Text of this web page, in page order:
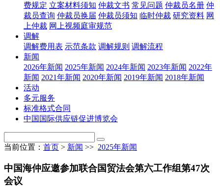
费规定 立案材料须知 仲裁文书 常见问题 仲裁员名册 仲
裁员查询 仲裁员换届 仲裁员须知 临时仲裁 研究资料 网
上仲裁 网上视频庭审规范
调解
调解费用表 示范条款 调解规则 调解流程
新闻
2026年新闻 2025年新闻 2024年新闻 2023年新闻 2022年
新闻 2021年新闻 2020年新闻 2019年新闻 2018年新闻
活动
多元服务
标准格式合同
中国国际供应链促进博览会
当前位置： 首页 > 新闻 >> 2025年新闻
中国海仲应邀参加联合国贸法会第六工作组第47次
会议